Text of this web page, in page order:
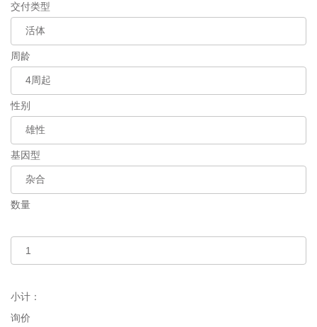
交付类型
周龄
性别
基因型
数量
小计：
询价